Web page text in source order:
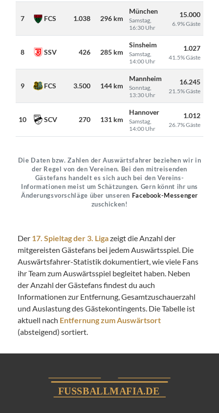
7 FCS 1.038 296 km
München
Samstag,
16:30 Uhr
15.000
6.9% Gäste
8 SSV 426 285 km
Sinsheim
Samstag,
14:00 Uhr
1.027
41.5% Gäste
9 FCS 3.500 144 km
Mannheim
Sonntag,
13:30 Uhr
16.245
21.5% Gäste
10 SCV 270 131 km
Hannover
Samstag,
14:00 Uhr
1.012
26.7% Gäste
Die Daten bzw. Zahlen der Auswärtsfahrer beziehen wir in
der Regel von den Vereinen. Bei den mitreisenden
Gästefans handelt es sich auch bei den Vereins-
Informationen meist um Schätzungen. Gern könnt ihr uns
Änderungsvorschläge über unseren Facebook-Messenger
zuschicken!
Der 17. Spieltag der 3. Ligazeigt die Anzahl der
mitgereisten Gästefans bei jedem Auswärtsspiel. Die
Auswärtsfahrer-Statistik dokumentiert, wie viele Fans
ihr Team zum Auswärtsspiel begleitet haben. Neben
der Anzahl der Gästefans findest du auch
Informationen zur Entfernung, Gesamtzuschauerzahl
und Auslastung des Gästekontingents. Die Tabelle ist
aktuell nach Entfernung zum Auswärtsort
(absteigend) sortiert.